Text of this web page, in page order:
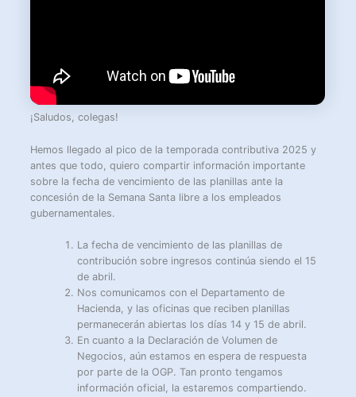
¡Saludos, colegas!
Hemos llegado al pico de la temporada contributiva 2025 y
antes que todo, quiero compartir información importante
sobre la fecha de vencimiento de las planillas ante la
concesión de la Semana Santa libre a los empleados
gubernamentales.
La fecha de vencimiento de las planillas de
contribución sobre ingresos continúa siendo el 15
de abril.
Nos comunicamos con el Departamento de
Hacienda, y las oficinas que reciben planillas
permanecerán abiertas los días 14 y 15 de abril.
En cuanto a la Declaración de Volumen de
Negocios, aún estamos en espera de respuesta
por parte de la OGP. Tan pronto tengamos
información oficial, la estaremos compartiendo.